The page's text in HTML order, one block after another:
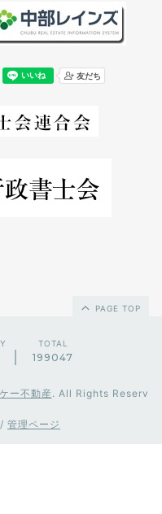
PAGE TOP
TOTAL
199047
ー不動産. All Rights Reserv
/ 管理ページ